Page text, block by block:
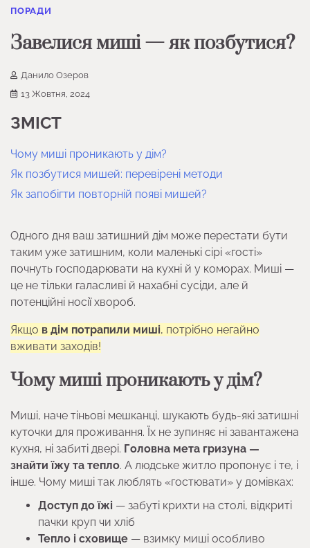
ПОРАДИ
Завелися миші — як позбутися?
Данило Озеров
13 Жовтня, 2024
ЗМІСТ
Чому миші проникають у дім?
Як позбутися мишей: перевірені методи
Як запобігти повторній появі мишей?
Одного дня ваш затишний дім може перестати бути
таким уже затишним, коли маленькі сірі «гості»
почнуть господарювати на кухні й у коморах. Миші —
це не тільки галасливі й нахабні сусіди, але й
потенційні носії хвороб.
Якщо в дім потрапили миші, потрібно негайно
вживати заходів!
Чому миші проникають у дім?
Миші, наче тіньові мешканці, шукають будь-які затишні
куточки для проживання. Їх не зупиняє ні завантажена
кухня, ні забиті двері. Головна мета гризуна —
знайти їжу та тепло. А людське житло пропонує і те, і
інше. Чому миші так люблять «гостювати» у домівках:
Доступ до їжі — забуті крихти на столі, відкриті
пачки круп чи хліб
Тепло і сховище — взимку миші особливо